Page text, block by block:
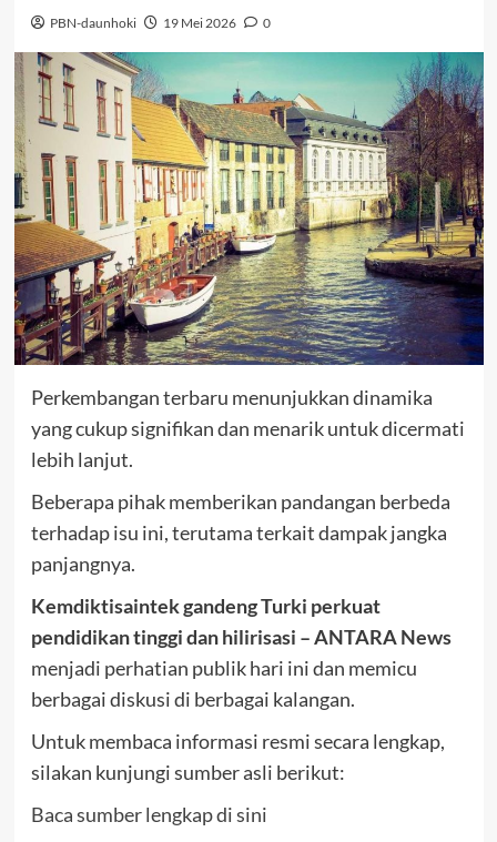
PBN-daunhoki 19 Mei 2026 0
Perkembangan terbaru menunjukkan dinamika
yang cukup signifikan dan menarik untuk dicermati
lebih lanjut.
Beberapa pihak memberikan pandangan berbeda
terhadap isu ini, terutama terkait dampak jangka
panjangnya.
Kemdiktisaintek gandeng Turki perkuat
pendidikan tinggi dan hilirisasi – ANTARA News
menjadi perhatian publik hari ini dan memicu
berbagai diskusi di berbagai kalangan.
Untuk membaca informasi resmi secara lengkap,
silakan kunjungi sumber asli berikut:
Baca sumber lengkap di sini